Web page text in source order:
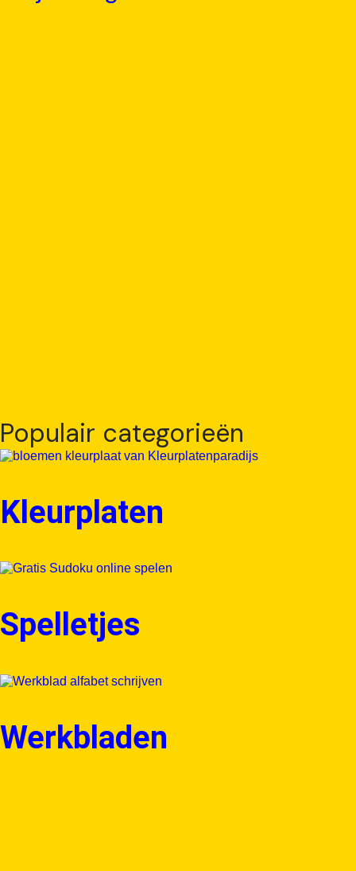
Populair categorieën
Kleurplaten
Spelletjes
Werkbladen